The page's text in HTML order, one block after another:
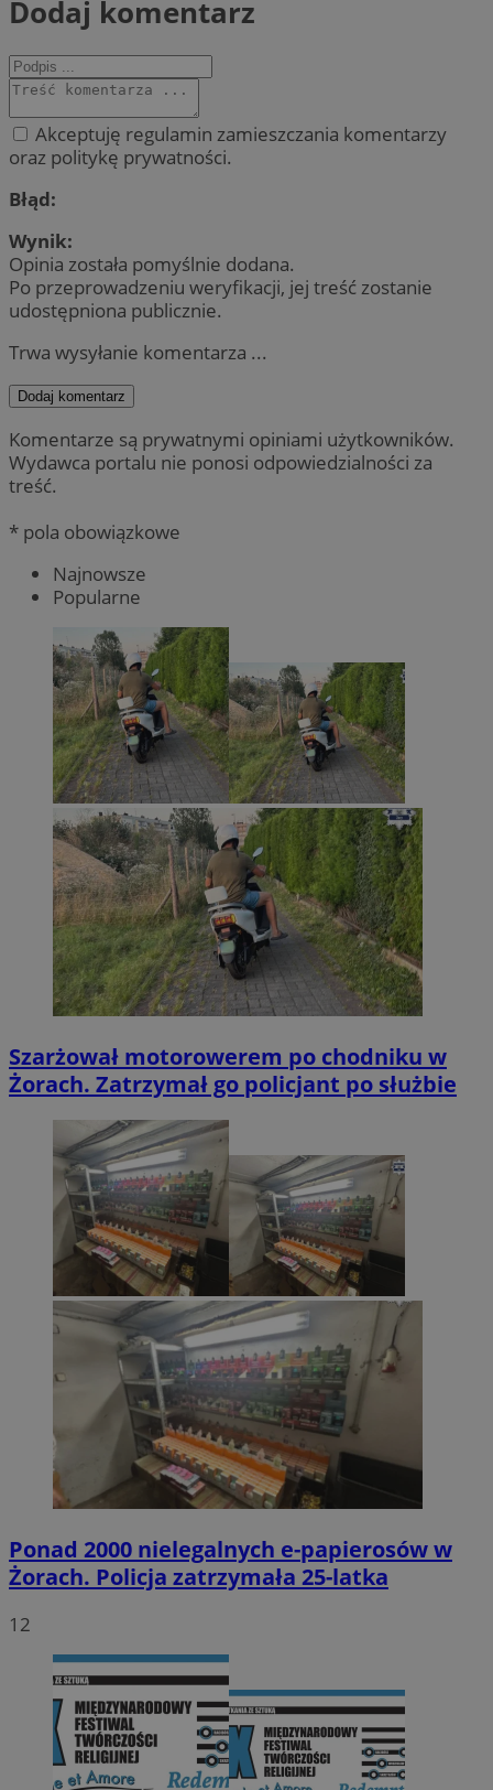
Dodaj komentarz
Akceptuję regulamin zamieszczania komentarzy
oraz politykę prywatności.
Błąd:
Wynik:
Opinia została pomyślnie dodana.
Po przeprowadzeniu weryfikacji, jej treść zostanie
udostępniona publicznie.
Trwa wysyłanie komentarza ...
Dodaj komentarz
Komentarze są prywatnymi opiniami użytkowników.
Wydawca portalu nie ponosi odpowiedzialności za
treść.
* pola obowiązkowe
Najnowsze
Popularne
Szarżował motorowerem po chodniku w
Żorach. Zatrzymał go policjant po służbie
Ponad 2000 nielegalnych e-papierosów w
Żorach. Policja zatrzymała 25-latka
12